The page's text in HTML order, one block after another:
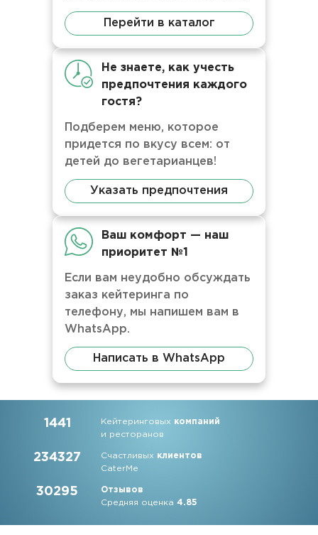
Перейти в каталог
Не знаете, как учесть
предпочтения каждого
гостя?
Подберем меню, которое
придется по вкусу всем: от
детей до вегетарианцев!
Указать предпочтения
Ваш комфорт — наш
приоритет №1
Если вам неудобно обсуждать
заказ кейтеринга по
телефону, мы напишем вам в
WhatsApp.
Написать в WhatsApp
1441 Кейтеринговых компаний
и ресторанов
234327 Счастливых клиентов
CaterMe
30295
Отзывов
Средняя оценка4.85